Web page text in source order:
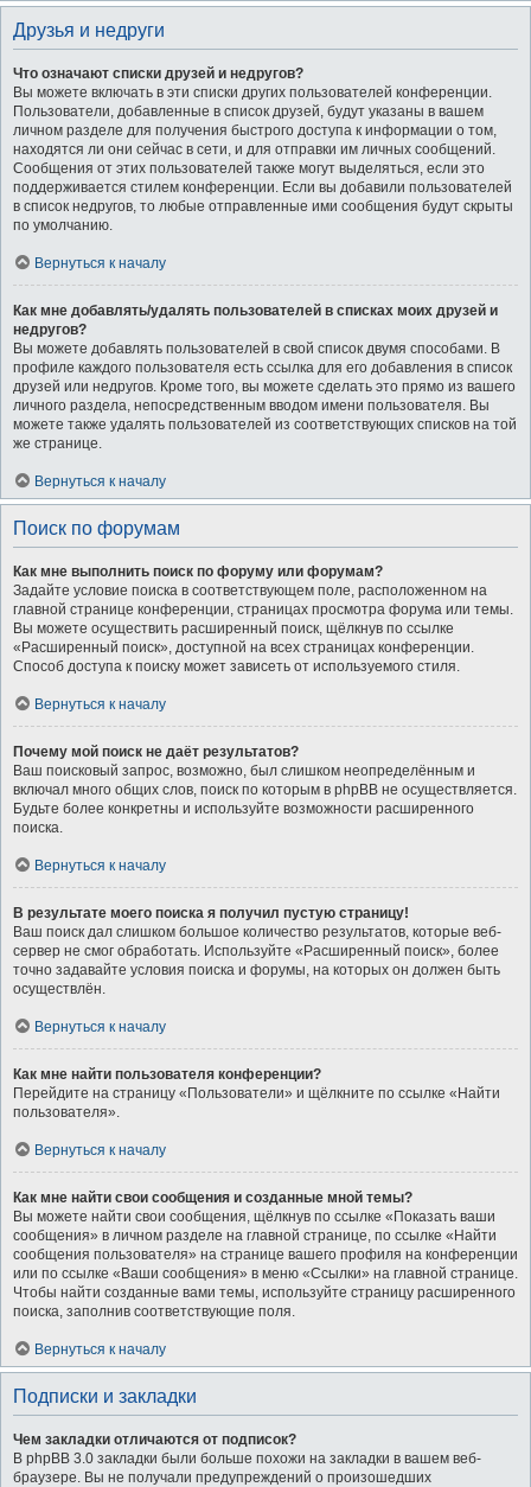
Друзья и недруги
Что означают списки друзей и недругов?
Вы можете включать в эти списки других пользователей конференции.
Пользователи, добавленные в список друзей, будут указаны в вашем
личном разделе для получения быстрого доступа к информации о том,
находятся ли они сейчас в сети, и для отправки им личных сообщений.
Сообщения от этих пользователей также могут выделяться, если это
поддерживается стилем конференции. Если вы добавили пользователей
в список недругов, то любые отправленные ими сообщения будут скрыты
по умолчанию.
Вернуться к началу
Как мне добавлять/удалять пользователей в списках моих друзей и
недругов?
Вы можете добавлять пользователей в свой список двумя способами. В
профиле каждого пользователя есть ссылка для его добавления в список
друзей или недругов. Кроме того, вы можете сделать это прямо из вашего
личного раздела, непосредственным вводом имени пользователя. Вы
можете также удалять пользователей из соответствующих списков на той
же странице.
Вернуться к началу
Поиск по форумам
Как мне выполнить поиск по форуму или форумам?
Задайте условие поиска в соответствующем поле, расположенном на
главной странице конференции, страницах просмотра форума или темы.
Вы можете осуществить расширенный поиск, щёлкнув по ссылке
«Расширенный поиск», доступной на всех страницах конференции.
Способ доступа к поиску может зависеть от используемого стиля.
Вернуться к началу
Почему мой поиск не даёт результатов?
Ваш поисковый запрос, возможно, был слишком неопределённым и
включал много общих слов, поиск по которым в phpBB не осуществляется.
Будьте более конкретны и используйте возможности расширенного
поиска.
Вернуться к началу
В результате моего поиска я получил пустую страницу!
Ваш поиск дал слишком большое количество результатов, которые веб-
сервер не смог обработать. Используйте «Расширенный поиск», более
точно задавайте условия поиска и форумы, на которых он должен быть
осуществлён.
Вернуться к началу
Как мне найти пользователя конференции?
Перейдите на страницу «Пользователи» и щёлкните по ссылке «Найти
пользователя».
Вернуться к началу
Как мне найти свои сообщения и созданные мной темы?
Вы можете найти свои сообщения, щёлкнув по ссылке «Показать ваши
сообщения» в личном разделе на главной странице, по ссылке «Найти
сообщения пользователя» на странице вашего профиля на конференции
или по ссылке «Ваши сообщения» в меню «Ссылки» на главной странице.
Чтобы найти созданные вами темы, используйте страницу расширенного
поиска, заполнив соответствующие поля.
Вернуться к началу
Подписки и закладки
Чем закладки отличаются от подписок?
В phpBB 3.0 закладки были больше похожи на закладки в вашем веб-
браузере. Вы не получали предупреждений о произошедших